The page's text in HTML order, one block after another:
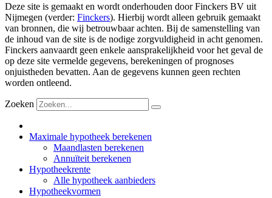
Deze site is gemaakt en wordt onderhouden door Finckers BV uit
Nijmegen (verder: Finckers). Hierbij wordt alleen gebruik gemaakt
van bronnen, die wij betrouwbaar achten. Bij de samenstelling van
de inhoud van de site is de nodige zorgvuldigheid in acht genomen.
Finckers aanvaardt geen enkele aansprakelijkheid voor het geval de
op deze site vermelde gegevens, berekeningen of prognoses
onjuistheden bevatten. Aan de gegevens kunnen geen rechten
worden ontleend.
Zoeken
Maximale hypotheek berekenen
Maandlasten berekenen
Annuïteit berekenen
Hypotheekrente
Alle hypotheek aanbieders
Hypotheekvormen